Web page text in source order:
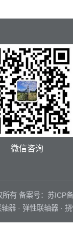
微信咨询
有 备案号： 苏ICP
器 · 弹性联轴器 ·